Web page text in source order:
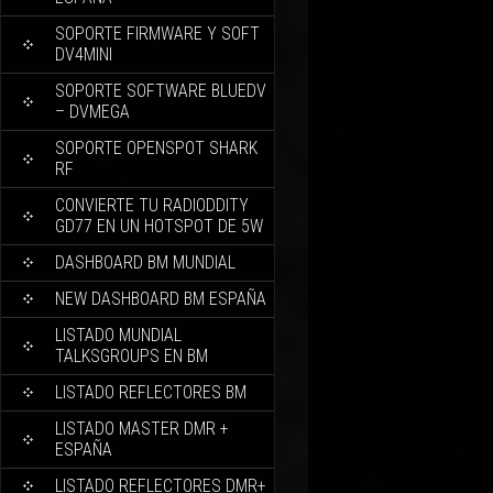
SOPORTE FIRMWARE Y SOFT
DV4MINI
SOPORTE SOFTWARE BLUEDV
– DVMEGA
SOPORTE OPENSPOT SHARK
RF
CONVIERTE TU RADIODDITY
GD77 EN UN HOTSPOT DE 5W
DASHBOARD BM MUNDIAL
NEW DASHBOARD BM ESPAÑA
LISTADO MUNDIAL
TALKSGROUPS EN BM
LISTADO REFLECTORES BM
LISTADO MASTER DMR +
ESPAÑA
LISTADO REFLECTORES DMR+